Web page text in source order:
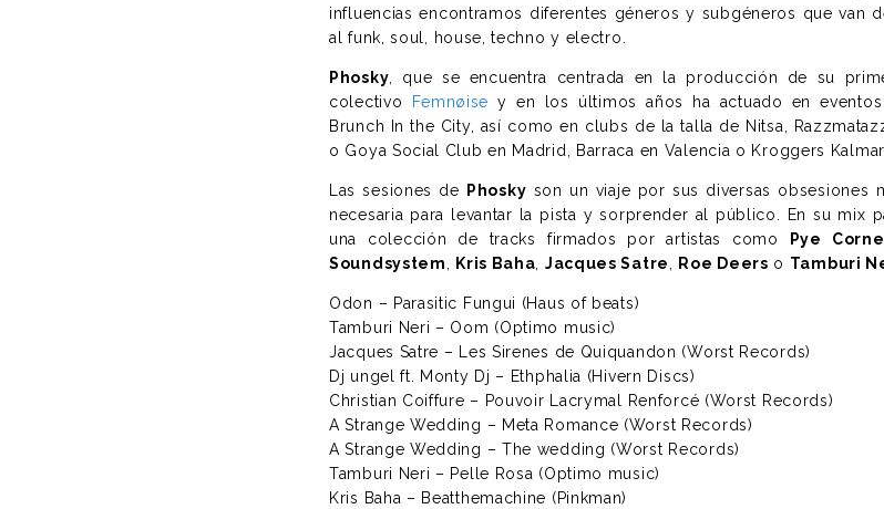
influencias encontramos diferentes géneros y subgéneros que van
al funk, soul, house, techno y electro.
Phosky, que se encuentra centrada en la producción de su
colectivo
Femnøise y en los últimos años ha actuado en
Brunch In the City, así como en clubs de la talla de Nitsa,
o Goya Social Club en Madrid, Barraca en Valencia o Kroggers
Las sesiones de Phosky son un viaje por sus diversas obsesiones
necesaria para levantar la pista y sorprender al público. En su mix
una colección de tracks firmados por artistas como
Pye
Soundsystem, Kris Baha, Jacques Satre, Roe Deers o Tamburi
Odon – Parasitic Fungui (Haus of beats)
Tamburi Neri – Oom (Optimo music)
Jacques Satre – Les Sirenes de Quiquandon (Worst Records)
Dj ungel ft. Monty Dj – Ethphalia (Hivern Discs)
Christian Coiffure – Pouvoir Lacrymal Renforcé (Worst Records)
A Strange Wedding – Meta Romance (Worst Records)
A Strange Wedding – The wedding (Worst Records)
Tamburi Neri – Pelle Rosa (Optimo music)
Kris Baha – Beatthemachine (Pinkman)